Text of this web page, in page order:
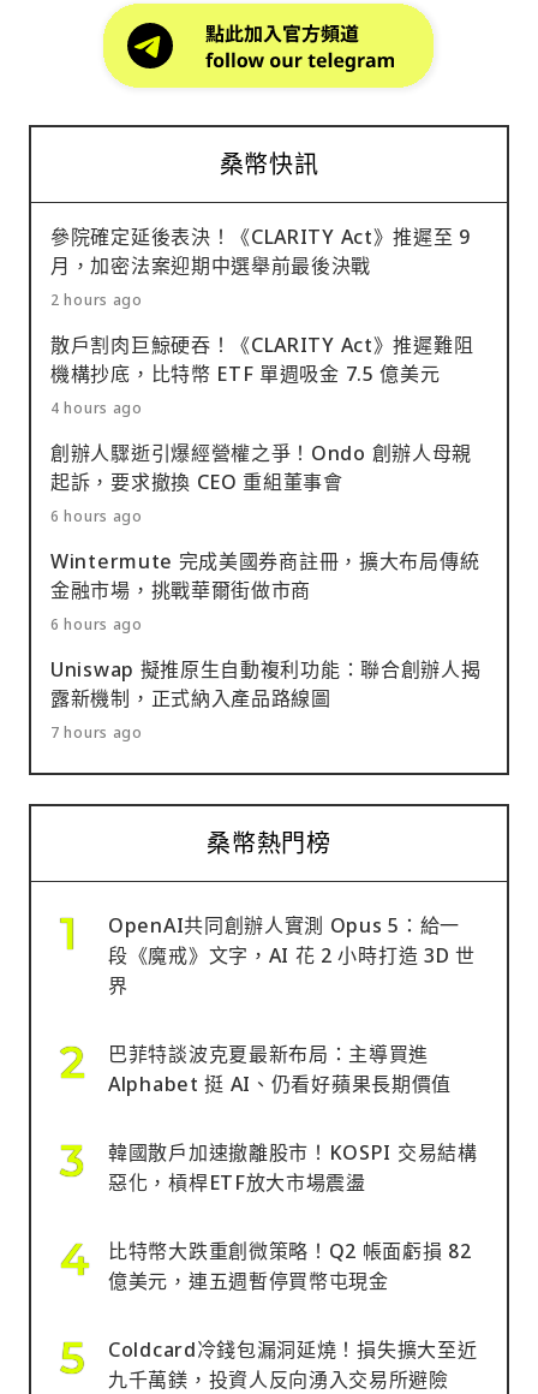
桑幣快訊
參院確定延後表決！《CLARITY Act》推遲至 9
月，加密法案迎期中選舉前最後決戰
2 hours ago
散戶割肉巨鯨硬吞！《CLARITY Act》推遲難阻
機構抄底，比特幣 ETF 單週吸金 7.5 億美元
4 hours ago
創辦人驟逝引爆經營權之爭！Ondo 創辦人母親
起訴，要求撤換 CEO 重組董事會
6 hours ago
Wintermute 完成美國券商註冊，擴大布局傳統
金融市場，挑戰華爾街做市商
6 hours ago
Uniswap 擬推原生自動複利功能：聯合創辦人揭
露新機制，正式納入產品路線圖
7 hours ago
桑幣熱門榜
OpenAI共同創辦人實測 Opus 5：給一
段《魔戒》文字，AI 花 2 小時打造 3D 世
界
巴菲特談波克夏最新布局：主導買進
Alphabet 挺 AI、仍看好蘋果長期價值
韓國散戶加速撤離股市！KOSPI 交易結構
惡化，槓桿ETF放大市場震盪
比特幣大跌重創微策略！Q2 帳面虧損 82
億美元，連五週暫停買幣屯現金
Coldcard冷錢包漏洞延燒！損失擴大至近
九千萬鎂，投資人反向湧入交易所避險